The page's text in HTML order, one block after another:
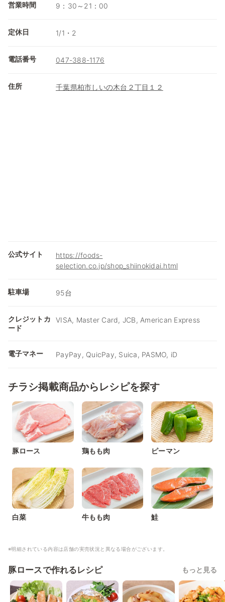
営業時間 9：30～21：00
定休日 1/1・2
電話番号 047-388-1176
住所 千葉県柏市しいの木台２丁目１２
公式サイト
https://foods-
selection.co.jp/shop_shiinokidai.html
駐車場 95台
クレジットカ
ード
VISA, Master Card, JCB, American Express
電子マネー PayPay, QuicPay, Suica, PASMO, iD
チラシ掲載商品からレシピを探す
豚ロース 鶏もも肉 ピーマン
白菜 牛もも肉 鮭
※明細されている内容は店舗の実売状況と異なる場合がございます。
豚ロースで作れるレシピ もっと見る